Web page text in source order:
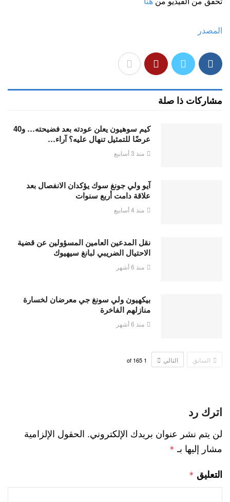
المصدر
مشاركات ذا صلة
كيم سوهيون يعلن عودته بعد فضيحته… و40
عرضًا للتمثيل تنهال عليه؟ آراء…
منذ 3 أسابيع
آيو ولي جونغ سوك يؤكدان الانفصال بعد
علاقة دامت أربع سنوات
منذ 4 أسابيع
نقل المدعين العامين المسؤولين عن قضية
الاحتيال الضريبي لبانغ سيهيوك
منذ 6 أشهر
بيكهيون ولي سونغ جي معرضان لخسارة
منازلهم الفاخرة
منذ 6 أشهر
السابق التالي 1
165
اترك رد
لن يتم نشر عنوان بريدك الإلكتروني. الحقول الإلزامية
مشار إليها بـ *
التعليق *